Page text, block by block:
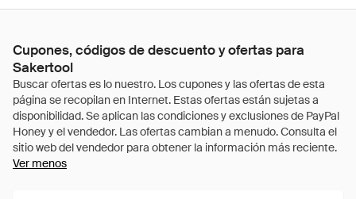
Cupones, códigos de descuento y ofertas para
Sakertool
Ver menos